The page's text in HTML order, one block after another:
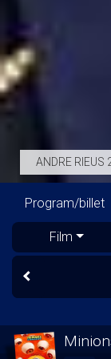
ANDRE RIEUS
Program/billet
Film